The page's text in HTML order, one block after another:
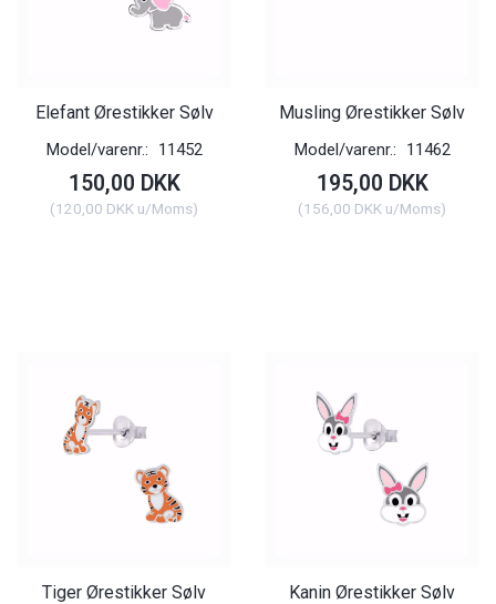
Elefant Ørestikker Sølv
Model/varenr.: 11452
150,00 DKK
(120,00 DKK u/Moms)
Musling Ørestikker Sølv
Model/varenr.: 11462
195,00 DKK
(156,00 DKK u/Moms)
Tiger Ørestikker Sølv Kanin Ørestikker Sølv